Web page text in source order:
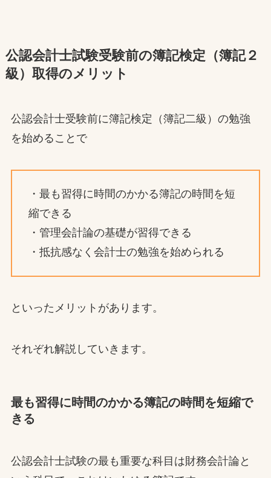
公認会計士試験受験前の簿記検定（簿記２
級）取得のメリット
公認会計士受験前に簿記検定（簿記二級）の勉強
を始めることで
・最も習得に時間のかかる簿記の時間を短
縮できる
・管理会計論の基礎が習得できる
・抵抗感なく会計士の勉強を始められる
といったメリットがあります。
それぞれ解説していきます。
最も習得に時間のかかる簿記の時間を短縮で
きる
公認会計士試験の最も重要な科目は財務会計論と